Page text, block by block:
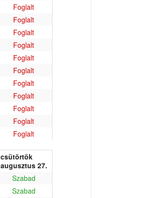
Foglalt
Foglalt
Foglalt
Foglalt
Foglalt
Foglalt
Foglalt
Foglalt
Foglalt
Foglalt
Foglalt
csütörtök
augusztus 27.
Szabad
Szabad